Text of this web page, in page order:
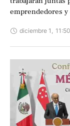
emprendedores
diciembre 1